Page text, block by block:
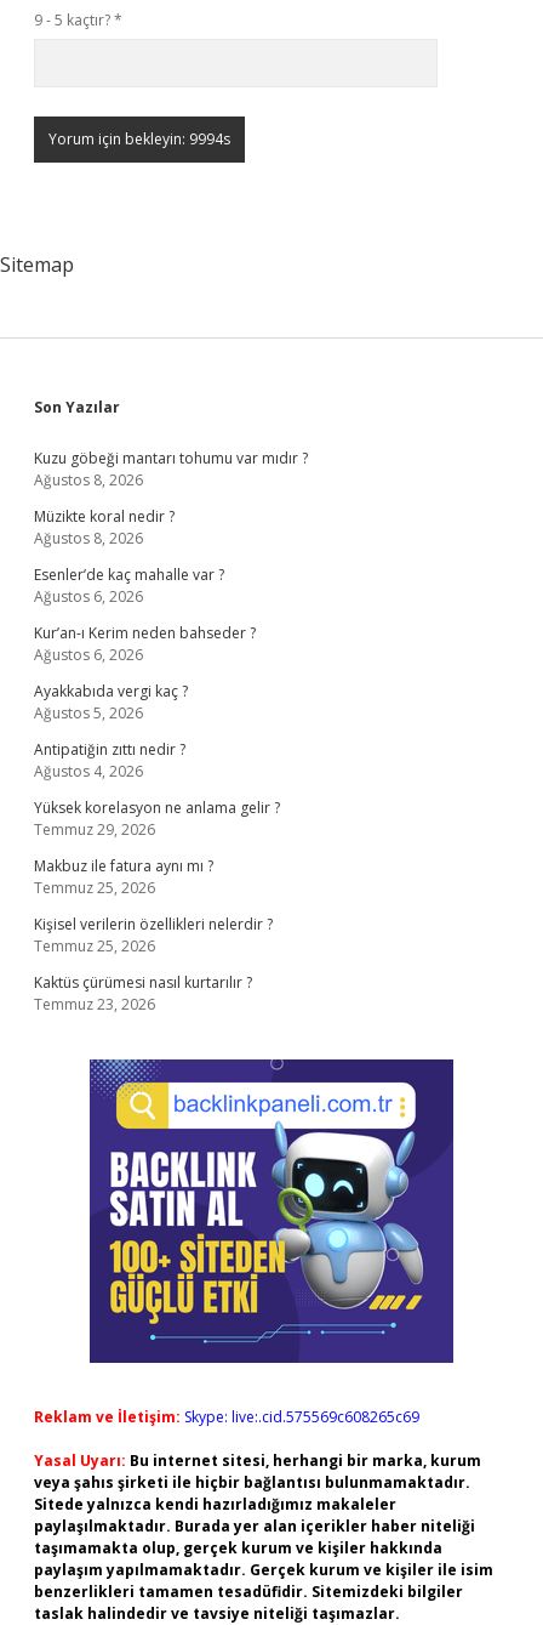
9 - 5 kaçtır?*
Sitemap
Sidebar
Son Yazılar
Kuzu göbeği mantarı tohumu var mıdır ?
Ağustos 8, 2026
Müzikte koral nedir ?
Ağustos 8, 2026
Esenler’de kaç mahalle var ?
Ağustos 6, 2026
Kur’an-ı Kerim neden bahseder ?
Ağustos 6, 2026
Ayakkabıda vergi kaç ?
Ağustos 5, 2026
Antipatiğin zıttı nedir ?
Ağustos 4, 2026
Yüksek korelasyon ne anlama gelir ?
Temmuz 29, 2026
Makbuz ile fatura aynı mı ?
Temmuz 25, 2026
Kişisel verilerin özellikleri nelerdir ?
Temmuz 25, 2026
Kaktüs çürümesi nasıl kurtarılır ?
Temmuz 23, 2026
Reklam ve İletişim: Skype: live:.cid.575569c608265c69
Yasal Uyarı: Bu internet sitesi, herhangi bir marka, kurum
veya şahıs şirketi ile hiçbir bağlantısı bulunmamaktadır.
Sitede yalnızca kendi hazırladığımız makaleler
paylaşılmaktadır. Burada yer alan içerikler haber niteliği
taşımamakta olup, gerçek kurum ve kişiler hakkında
paylaşım yapılmamaktadır. Gerçek kurum ve kişiler ile isim
benzerlikleri tamamen tesadüfidir. Sitemizdeki bilgiler
taslak halindedir ve tavsiye niteliği taşımazlar.